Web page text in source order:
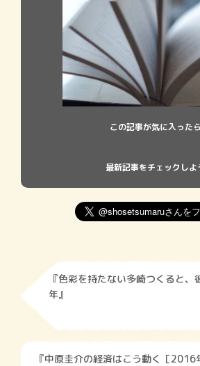
この記事が気に入ったら
最新記事をチェックしよ
『色彩を持たない多崎つくると、
年』
『中原圭介の経済はこう動く［2016